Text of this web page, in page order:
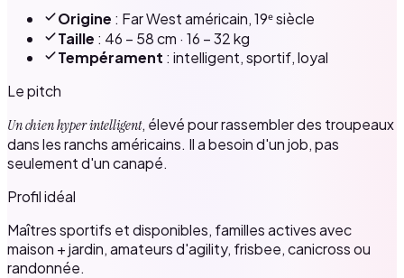
Origine : Far West américain, 19ᵉ siècle
Taille : 46 – 58 cm · 16 – 32 kg
Tempérament : intelligent, sportif, loyal
Le pitch
Un chien hyper intelligent, élevé pour rassembler des troupeaux
dans les ranchs américains. Il a besoin d'un job, pas
seulement d'un canapé.
Profil idéal
Maîtres sportifs et disponibles, familles actives avec
maison + jardin, amateurs d'agility, frisbee, canicross ou
randonnée.